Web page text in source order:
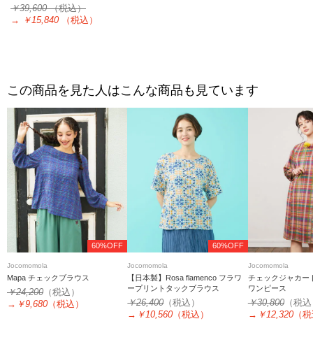
￥39,600（税込）
→
￥15,840 （税込）
この商品を見た人はこんな商品も見ています
60%OFF
Jocomomola
Mapa チェックブラウス
￥24,200 （税込）
→ ￥9,680 （税込）
60%OFF
Jocomomola
【日本製】Rosa flamenco フラワ
ープリントタックブラウス
￥26,400（税込）
→ ￥10,560 （税込）
Jocomomola
チェックジャカー
ワンピース
￥30,800（税
→ ￥12,320（